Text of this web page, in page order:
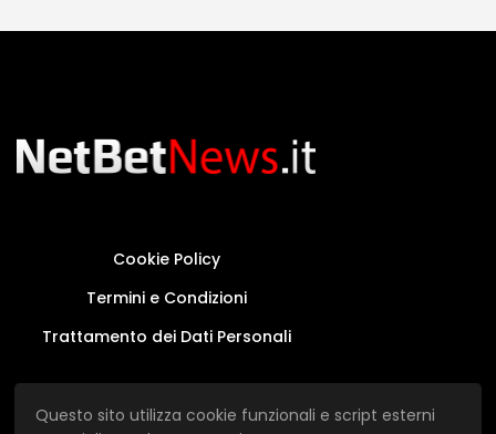
Questo sito utilizza cookie funzionali e script esterni
Cookie Policy
Termini e Condizioni
Trattamento dei Dati Personali
Questo sito non rappresenta una testata
giornalistica in quanto viene aggiornato senza